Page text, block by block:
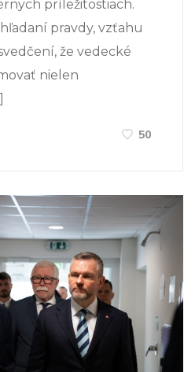
príležitostiach.
pravdy, vzťahu
že vedecké
nielen
50